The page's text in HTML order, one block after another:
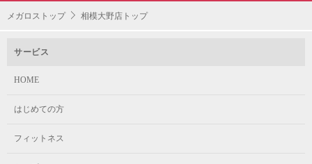
メガロストップ 相模大野店トップ
サービス
HOME
はじめての方
フィットネス